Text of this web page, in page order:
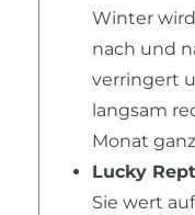
Winter
nach und
verringert
langsam
Monat
Lucky
Sie wert